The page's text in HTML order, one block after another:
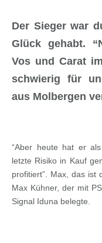
Der Sieger war
Glück gehabt.
Vos und Carat
schwierig für
aus Molbergen
“Aber heute hat er
letzte Risiko in Kauf
profitiert”. Max, das ist
Max Kühner, der mit
Signal Iduna belegte.